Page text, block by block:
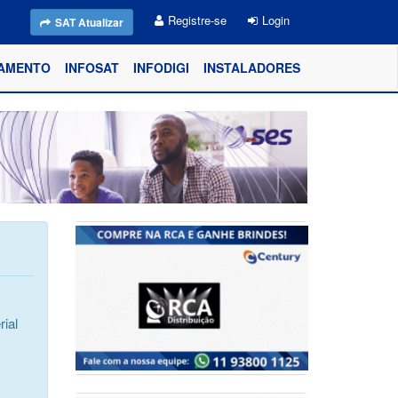
SAT Atualizar Registre-se Login
INFOSAT INFODIGI INSTALADORES